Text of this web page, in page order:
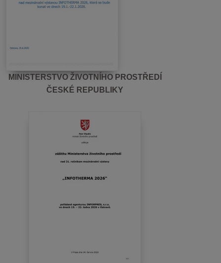
MINISTERSTVO ŽIVOTNÍHO PROSTŘEDÍ
ČESKÉ REPUBLIKY